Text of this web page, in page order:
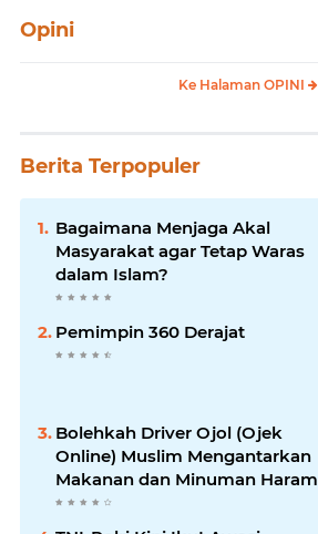
Opini
Ke Halaman OPINI
Berita Terpopuler
Bagaimana Menjaga Akal
Masyarakat agar Tetap Waras
dalam Islam?
Pemimpin 360 Derajat
Bolehkah Driver Ojol (Ojek
Online) Muslim Mengantarkan
Makanan dan Minuman Haram
ke Pelanggan?